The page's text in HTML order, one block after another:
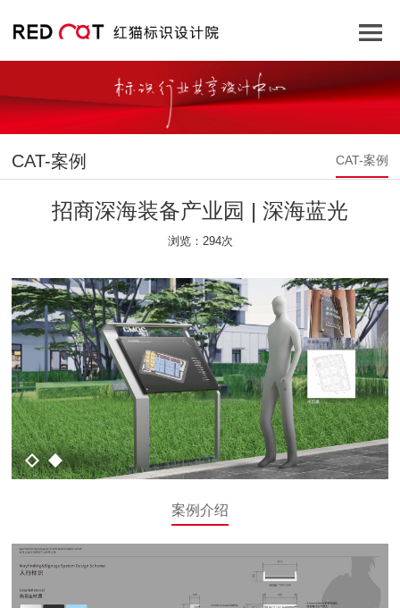
CAT-案例 CAT-案例
招商深海装备产业园 | 深海蓝光
浏览：294次
案例介绍